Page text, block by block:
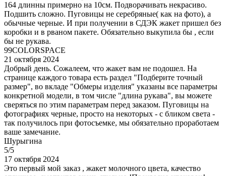
164 длинны примерно на 10см. Подворачивать некрасиво.
Подшить сложно. Пуговицы не серебряные( как на фото), а
обычные черные. И при получении в СДЭК жакет пришел без
коробки и в рваном пакете. Обязательно выкупила бы , если
бы не рукава.
99COLORSPACE
21 октября 2024
Добрый день. Сожалеем, что жакет вам не подошел. На
странице каждого товара есть раздел "Подберите точный
размер", во вкладе "Обмеры изделия" указаны все параметры
конкретной модели, в том числе "длина рукава", вы можете
сверяться по этим параметрам перед заказом. Пуговицы на
фотографиях черные, просто на некоторых - с бликом света -
так получилось при фотосъемке, мы обязательно проработаем
ваше замечание.
Шурыгина
5/5
17 октября 2024
Это первый мой заказ , жакет молочного цвета, качество